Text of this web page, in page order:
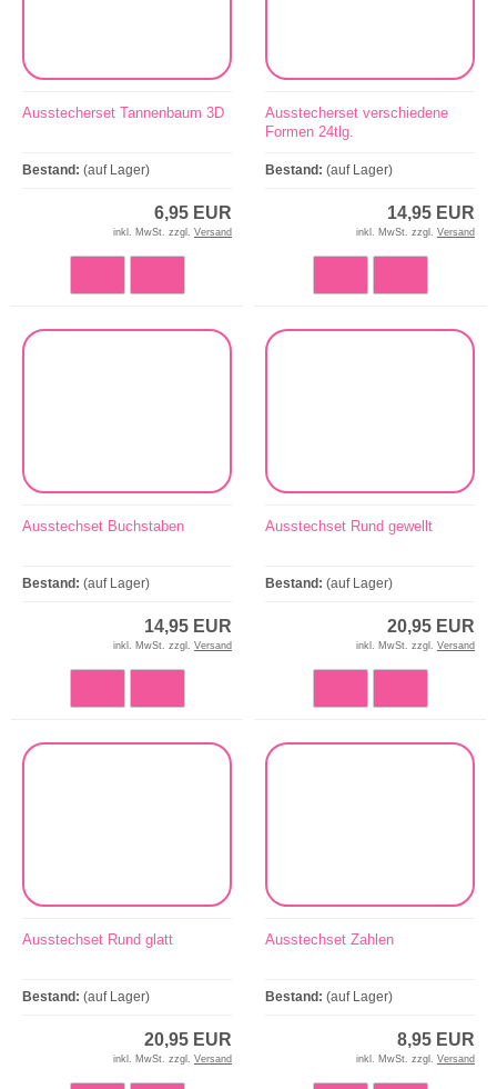
Ausstecherset Tannenbaum 3D
Bestand: (auf Lager)
6,95 EUR
inkl. MwSt. zzgl. Versand
Ausstecherset verschiedene
Formen 24tlg.
Bestand: (auf Lager)
14,95 EUR
inkl. MwSt. zzgl. Versand
Ausstechset Buchstaben
Bestand: (auf Lager)
14,95 EUR
inkl. MwSt. zzgl. Versand
Ausstechset Rund gewellt
Bestand: (auf Lager)
20,95 EUR
inkl. MwSt. zzgl. Versand
Ausstechset Rund glatt
Bestand: (auf Lager)
20,95 EUR
inkl. MwSt. zzgl. Versand
Ausstechset Zahlen
Bestand: (auf Lager)
8,95 EUR
inkl. MwSt. zzgl. Versand